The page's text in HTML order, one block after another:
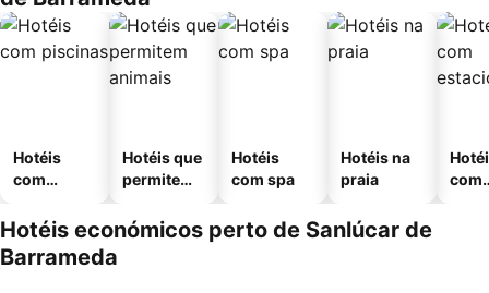
Hotéis
com
Hotéis que
permitem
Hotéis
com spa
Hotéis na
praia
com
Hotéis económicos perto de Sanlúcar de
Barrameda